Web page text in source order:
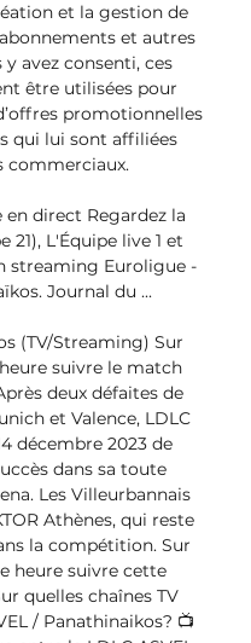
et la gestion de
et autres
avez consenti, ces
être utilisées pour
promotionnelles
qui lui sont affiliées
commerciaux.
en direct Regardez la
21), L'Équipe live 1 et
streaming Euroligue -
Journal du ...
(TV/Streaming) Sur
suivre le match
deux défaites de
et Valence, LDLC
décembre 2023 de
dans sa toute
Les Villeurbannais
Athènes, qui reste
la compétition. Sur
heure suivre cette
quelles chaînes TV
/ Panathinaikos? 📺